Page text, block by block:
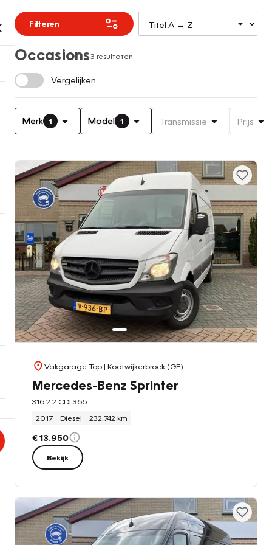
Filteren
Occasions3 resultaten
Vergelijken
Merk 1 Model 1 Transmissie Prijs
Vakgarage Top| Kootwijkerbroek (GE)
Mercedes-Benz Sprinter
316 2.2 CDI 366
2017
Diesel 232.742 km
€ 13.950
Bekijk